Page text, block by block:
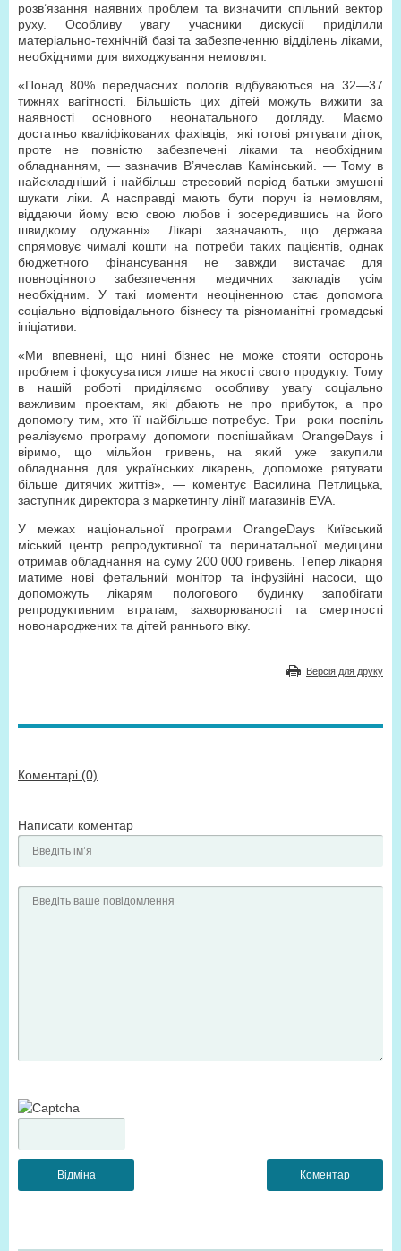
розв’язання наявних проблем та визначити спільний вектор
руху. Особливу увагу учасники дискусії приділили
матеріально-технічній базі та забезпеченню відділень ліками,
необхідними для виходжування немовлят.
«Понад 80% передчасних пологів відбуваються на 32—37
тижнях вагітності. Більшість цих дітей можуть вижити за
наявності основного неонатального догляду. Маємо
достатньо кваліфікованих фахівців, які готові рятувати діток,
проте не повністю забезпечені ліками та необхідним
обладнанням, — зазначив В’ячеслав Камінський. — Тому в
найскладніший і найбільш стресовий період батьки змушені
шукати ліки. А насправді мають бути поруч із немовлям,
віддаючи йому всю свою любов і зосередившись на його
швидкому одужанні». Лікарі зазначають, що держава
спрямовує чималі кошти на потреби таких пацієнтів, однак
бюджетного фінансування не завжди вистачає для
повноцінного забезпечення медичних закладів усім
необхідним. У такі моменти неоціненною стає допомога
соціально відповідального бізнесу та різноманітні громадські
ініціативи.
«Ми впевнені, що нині бізнес не може стояти осторонь
проблем і фокусуватися лише на якості свого продукту. Тому
в нашій роботі приділяємо особливу увагу соціально
важливим проектам, які дбають не про прибуток, а про
допомогу тим, хто її найбільше потребує. Три роки поспіль
реалізуємо програму допомоги поспішайкам OrangeDays і
віримо, що мільйон гривень, на який уже закупили
обладнання для українських лікарень, допоможе рятувати
більше дитячих життів», — коментує Василина Петлицька,
заступник директора з маркетингу лінії магазинів EVA.
У межах національної програми OrangeDays Київський
міський центр репродуктивної та перинатальної медицини
отримав обладнання на суму 200 000 гривень. Тепер лікарня
матиме нові фетальний монітор та інфузійні насоси, що
допоможуть лікарям пологового будинку запобігати
репродуктивним втратам, захворюваності та смертності
новонароджених та дітей раннього віку.
Версія для друку
Коментарі (0)
Написати коментар